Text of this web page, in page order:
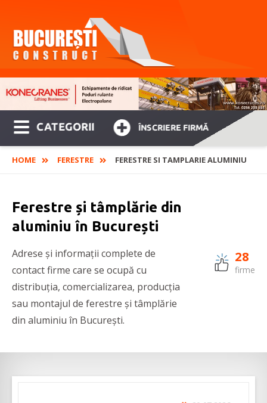
CATEGORII ÎNSCRIERE FIRMĂ
HOME FERESTRE FERESTRE SI TAMPLARIE ALUMINIU
Ferestre și tâmplărie din
aluminiu în București
Adrese și informații complete de
contact firme care se ocupă cu
distribuția, comercializarea, producția
sau montajul de ferestre și tâmplărie
din aluminiu în București.
28
firme